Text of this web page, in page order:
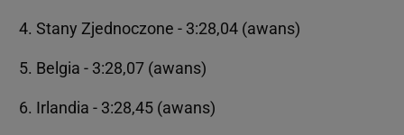
Stany Zjednoczone - 3:28,04 (awans)
Belgia - 3:28,07 (awans)
Irlandia - 3:28,45 (awans)